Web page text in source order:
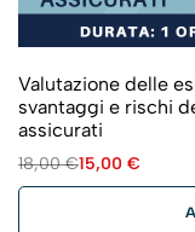
Valutazione delle
svantaggi e rischi
assicurati
18,00€15,00 €